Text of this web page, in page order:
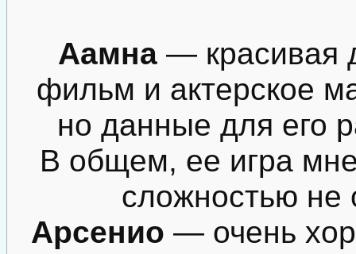
Аамна— красивая
фильм и актерское
но данные для его
В общем, ее игра
сложностью не
Арсенио — очень